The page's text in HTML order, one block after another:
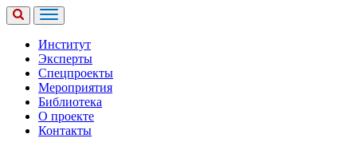
Институт
Эксперты
Спецпроекты
Мероприятия
Библиотека
О проекте
Контакты